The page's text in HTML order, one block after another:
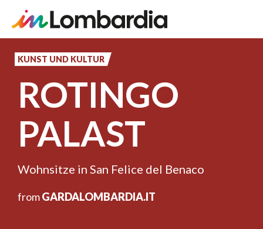
zumKUNST UND KULTUR
ROTINGO
PALAST
Wohnsitze in San Felice del Benaco
fromGARDALOMBARDIA.IT